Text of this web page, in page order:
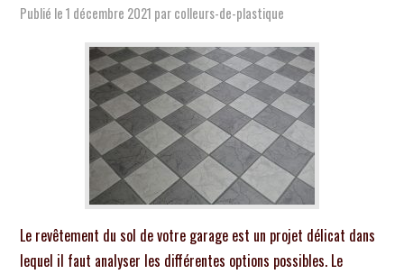
Publié le1 décembre 2021 parcolleurs-de-plastique
Le revêtement du sol de votre garage est un projet délicat dans
lequel il faut analyser les différentes options possibles. Le